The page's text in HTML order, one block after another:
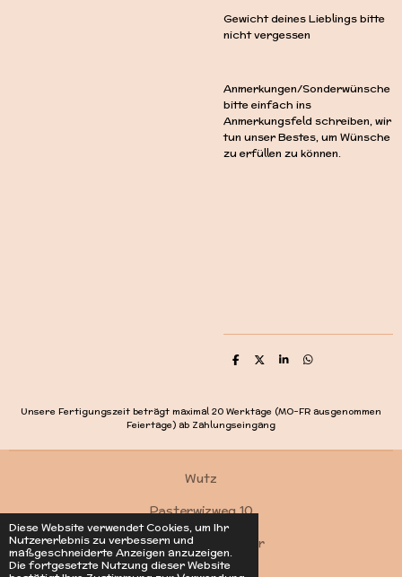
Diese Website verwendet Cookies, um Ihr
Nutzererlebnis zu verbessern und
maßgeschneiderte Anzeigen anzuzeigen.
Die fortgesetzte Nutzung dieser Website
Gewicht deines Lieblings bitte
nicht vergessen
Anmerkungen/Sonderwünsche
bitte einfach ins
Anmerkungsfeld schreiben, wir
tun unser Bestes, um Wünsche
zu erfüllen zu können.
T
n
T
e
n
T
e
n
T
e
n
Unsere Fertigungszeit beträgt maximal 20 Werktage (MO-FR ausgenommen
Feiertage) ab Zahlungseingang
Wutz
Pasterwizweg 10
4550 Kremsmünster